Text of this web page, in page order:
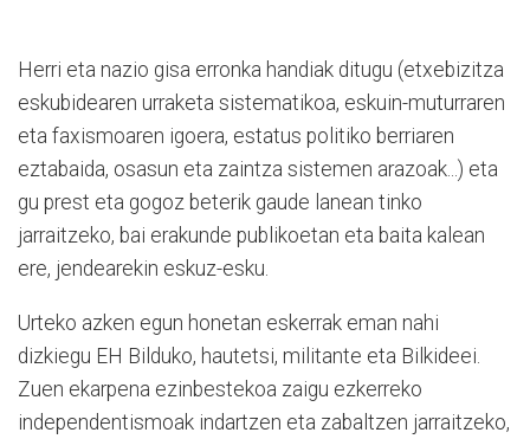
Herri eta nazio gisa erronka handiak ditugu (etxebizitza
eskubidearen urraketa sistematikoa, eskuin-muturraren
eta faxismoaren igoera, estatus politiko berriaren
eztabaida, osasun eta zaintza sistemen arazoak...) eta
gu prest eta gogoz beterik gaude lanean tinko
jarraitzeko, bai erakunde publikoetan eta baita kalean
ere, jendearekin eskuz-esku.
Urteko azken egun honetan eskerrak eman nahi
dizkiegu EH Bilduko, hautetsi, militante eta Bilkideei.
Zuen ekarpena ezinbestekoa zaigu ezkerreko
independentismoak indartzen eta zabaltzen jarraitzeko,